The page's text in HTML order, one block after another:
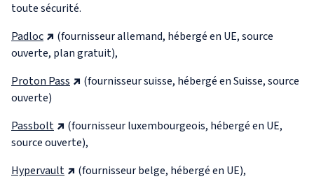
toute sécurité.
Padloc
(fournisseur allemand, hébergé en UE, source
ouverte, plan gratuit),
Proton Pass
(fournisseur suisse, hébergé en Suisse, source
ouverte)
Passbolt
(fournisseur luxembourgeois, hébergé en UE,
source ouverte),
Hypervault
(fournisseur belge, hébergé en UE),